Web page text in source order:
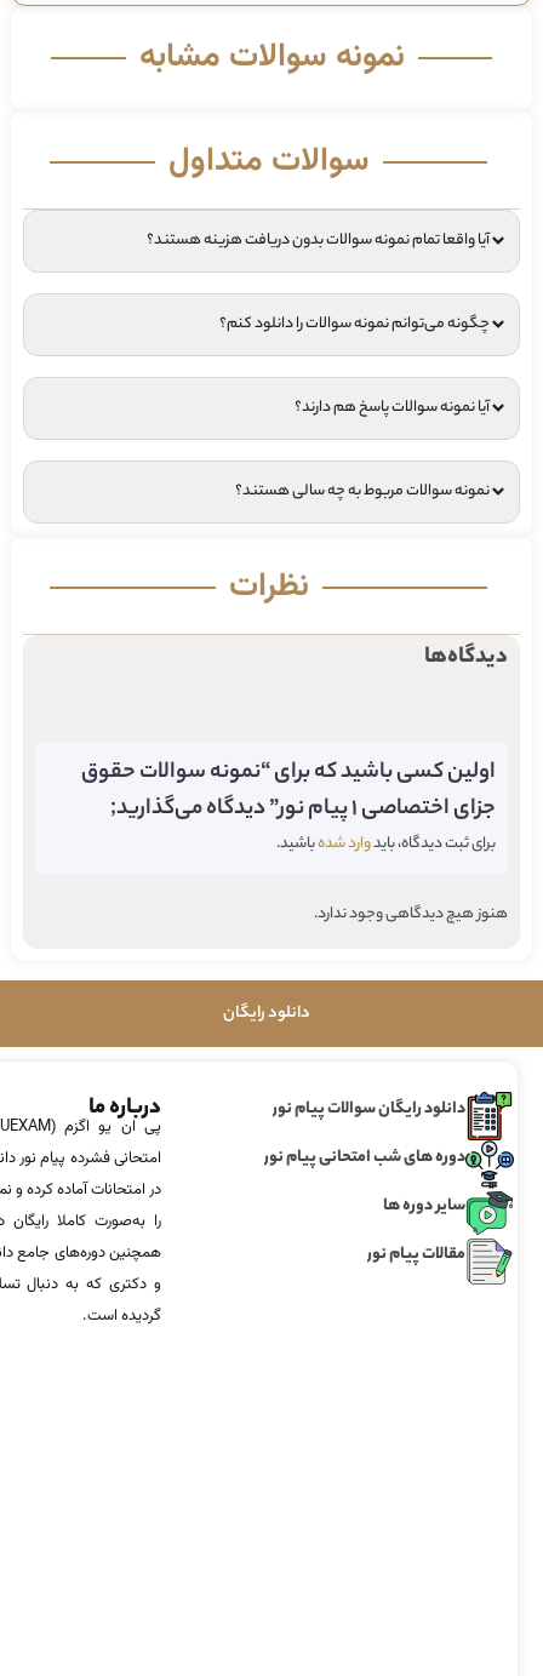
نمونه سوالات مشابه
سوالات متداول
آیا واقعا تمام نمونه سوالات بدون دریافت هزینه هستند؟
چگونه می‌توانم نمونه سوالات را دانلود کنم؟
آیا نمونه سوالات پاسخ هم دارند؟
نمونه سوالات مربوط به چه سالی هستند؟
نظرات
دیدگاه‌ها
اولین کسی باشید که برای “نمونه سوالات حقوق
جزای اختصاصی 1 پیام نور” دیدگاه می‌گذارید;
برای ثبت دیدگاه، بایدوارد شدهباشید.
هنوز هیچ دیدگاهی وجود ندارد.
دانلود رایگان
دانلود رایگان سوالات پیام نور
دوره های شب امتحانی پیام نور
سایر دوره ها
مقالات پیام نور
درباره ما
امتحانی فشرده پیام نور
در امتحانات آماده‌ کرده
را به‌صورت کاملا
همچنین دوره‌های جامع
و دکتری که به دنبال
گردیده است.